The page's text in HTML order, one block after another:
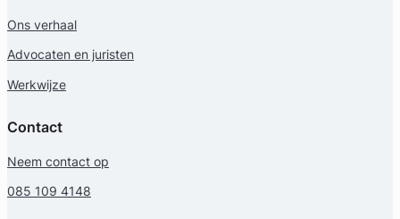
Meer dan 2 jaar ervaring
Provincie Zuid-Holland
Gratis intake
Ons verhaal
Advocaten en juristen
Werkwijze
Contact
Neem contact op
085 109 4148